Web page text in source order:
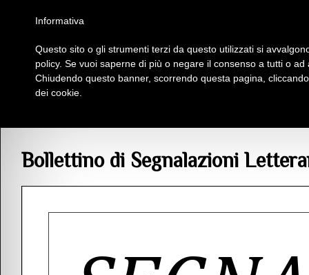
Insieme Per La Cultura
Bollettino di Segnalazioni
Informativa
Questo sito o gli strumenti terzi da questo utilizzati si
policy. Se vuoi saperne di più o negare il consenso a tutti o
Chiudendo questo banner, scorrendo questa pagina,
dei cookie.